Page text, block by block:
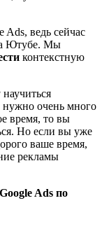
Ads, ведь сейчас
Ютубе. Мы
контекстную
нужно очень много
время, то вы
Но если вы уже
ваше время,
рекламы
Ads по